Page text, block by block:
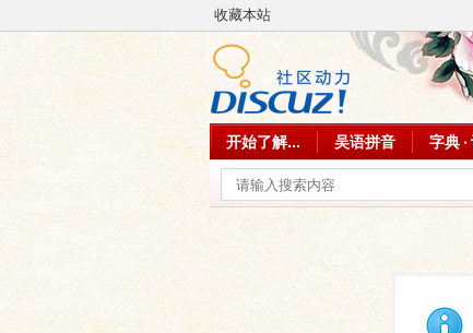
收藏本站
开始了解... 吴语拼音 字典 ·